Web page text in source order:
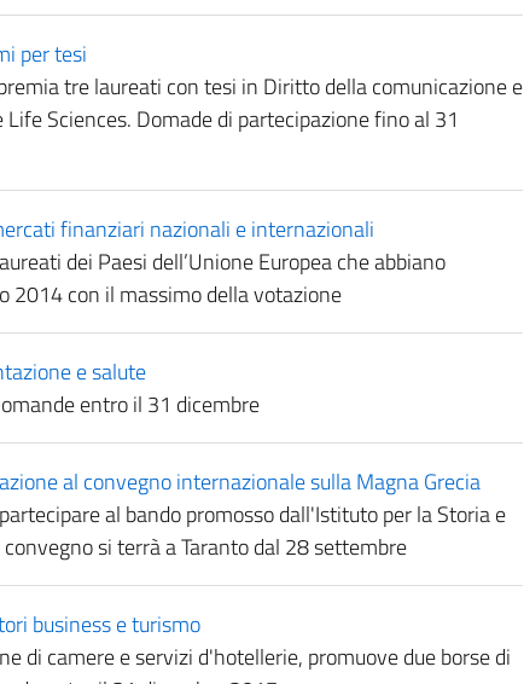
per tesi
tre laureati con tesi in Diritto della comunicazione e
Sciences. Domade di partecipazione fino al 31
finanziari nazionali e internazionali
dei Paesi dell’Unione Europea che abbiano
2014 con il massimo della votazione
e salute
entro il 31 dicembre
al convegno internazionale sulla Magna Grecia
al bando promosso dall'Istituto per la Storia e
si terrà a Taranto dal 28 settembre
business e turismo
di camere e servizi d'hotellerie, promuove due borse di